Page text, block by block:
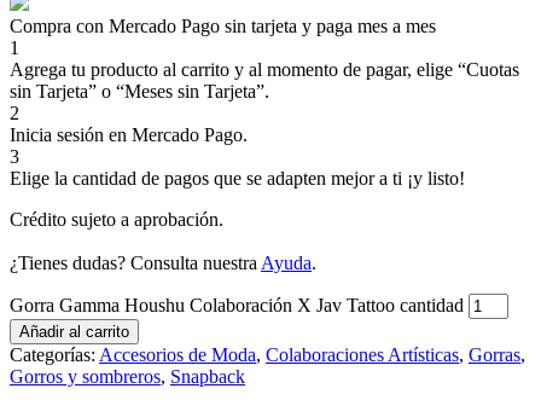
Compra con Mercado Pago sin tarjeta y paga mes a mes
1
Agrega tu producto al carrito y al momento de pagar, elige “Cuotas
sin Tarjeta” o “Meses sin Tarjeta”.
2
Inicia sesión en Mercado Pago.
3
Elige la cantidad de pagos que se adapten mejor a ti ¡y listo!
Crédito sujeto a aprobación.
¿Tienes dudas? Consulta nuestra Ayuda.
Gorra Gamma Houshu Colaboración X Jav Tattoo cantidad
Añadir al carrito
Categorías: Accesorios de Moda, Colaboraciones Artísticas, Gorras,
Gorros y sombreros, Snapback